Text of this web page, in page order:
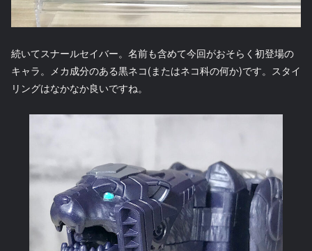
続いてスナールセイバー。名前も含めて今回がおそらく初登場の
キャラ。メカ成分のある黒ネコ(またはネコ科の何か)です。スタイ
リングはなかなか良いですね。